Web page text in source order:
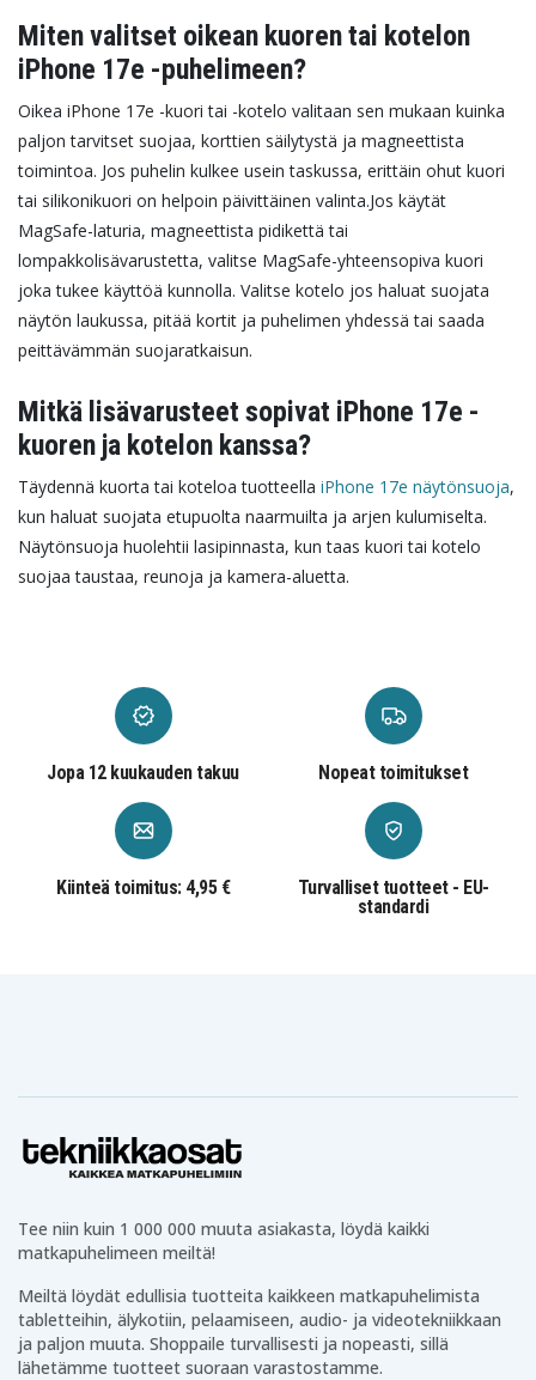
Miten valitset oikean kuoren tai kotelon
iPhone 17e -puhelimeen?
Oikea iPhone 17e -kuori tai -kotelo valitaan sen mukaan kuinka
paljon tarvitset suojaa, korttien säilytystä ja magneettista
toimintoa. Jos puhelin kulkee usein taskussa, erittäin ohut kuori
tai silikonikuori on helpoin päivittäinen valinta.Jos käytät
MagSafe-laturia, magneettista pidikettä tai
lompakkolisävarustetta, valitse MagSafe-yhteensopiva kuori
joka tukee käyttöä kunnolla. Valitse kotelo jos haluat suojata
näytön laukussa, pitää kortit ja puhelimen yhdessä tai saada
peittävämmän suojaratkaisun.
Mitkä lisävarusteet sopivat iPhone 17e -
kuoren ja kotelon kanssa?
Täydennä kuorta tai koteloa tuotteella iPhone 17e näytönsuoja,
kun haluat suojata etupuolta naarmuilta ja arjen kulumiselta.
Näytönsuoja huolehtii lasipinnasta, kun taas kuori tai kotelo
suojaa taustaa, reunoja ja kamera-aluetta.
Jopa 12 kuukauden takuu Nopeat toimitukset
Kiinteä toimitus: 4,95 €
Turvalliset tuotteet - EU-
standardi
Tee niin kuin 1 000 000 muuta asiakasta, löydä kaikki
matkapuhelimeen meiltä!
Meiltä löydät edullisia tuotteita kaikkeen matkapuhelimista
tabletteihin, älykotiin, pelaamiseen, audio- ja videotekniikkaan
ja paljon muuta. Shoppaile turvallisesti ja nopeasti, sillä
lähetämme tuotteet suoraan varastostamme.